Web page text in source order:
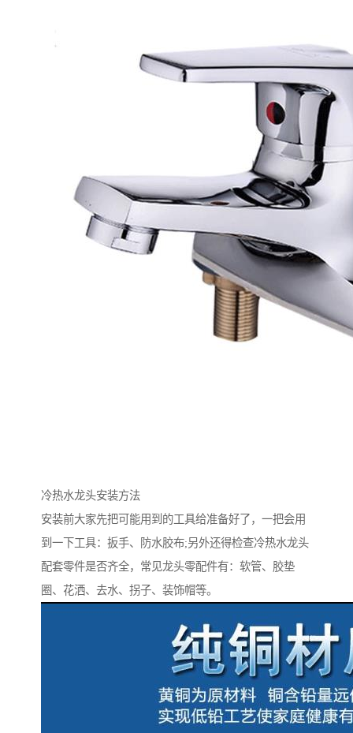
冷热水龙头安装方法
安装前大家先把可能用到的工具给准备好了，一把会用
到一下工具：扳手、防水胶布;另外还得检查冷热水龙头
配套零件是否齐全，常见龙头零配件有：软管、胶垫
圈、花洒、去水、拐子、装饰帽等。